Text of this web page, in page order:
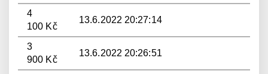
4
100 Kč
13.6.2022 20:27:14
3
900 Kč
13.6.2022 20:26:51